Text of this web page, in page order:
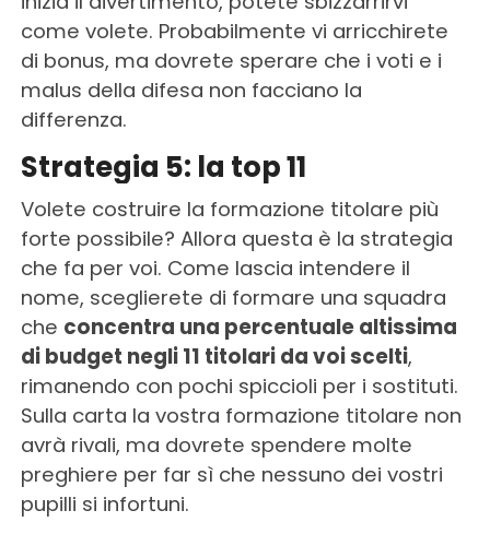
come volete. Probabilmente vi arricchirete
di bonus, ma dovrete sperare che i voti e i
malus della difesa non facciano la
differenza.
Strategia 5: la top 11
Volete costruire la formazione titolare più
forte possibile? Allora questa è la strategia
che fa per voi. Come lascia intendere il
nome, sceglierete di formare una squadra
che concentra una percentuale altissima
di budget negli 11 titolari da voi scelti,
rimanendo con pochi spiccioli per i sostituti.
Sulla carta la vostra formazione titolare non
avrà rivali, ma dovrete spendere molte
preghiere per far sì che nessuno dei vostri
pupilli si infortuni.